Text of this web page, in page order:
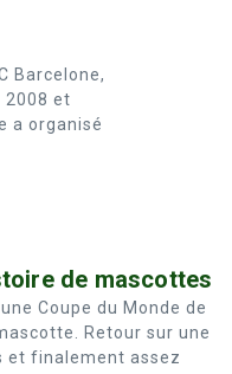
Barcelone,
2008 et
a organisé
de mascottes
Coupe du Monde de
Retour sur une
et finalement assez